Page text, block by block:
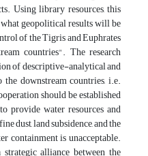
Using library resources, this
geopolitical results will be
of the Tigris and Euphrates
countries". The research
of descriptive-analytical and
downstream countries, i.e.
should be established
provide water resources and
dust, land subsidence, and the
containment is unacceptable.